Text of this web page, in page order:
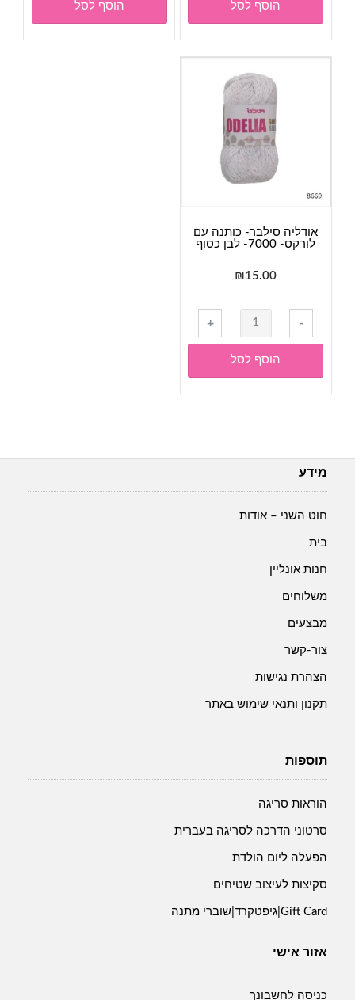
גולד-
כותנה
עם
לורקס-
7000-
לבן
מוזהב
הוסף לסל
גולד-
כותנה
הוסף לסל
אודליה סילבר- כותנה עם
לורקס- 7000- לבן כסוף
₪15.00
-
כמות
של
אודליה
סילבר-
כותנה
כסוף
+
הוסף לסל
מידע
חוט השני – אודות
בית
חנות אונליין
משלוחים
מבצעים
צור-קשר
הצהרת נגישות
תקנון ותנאי שימוש באתר
תוספות
הוראות סריגה
סרטוני הדרכה לסריגה בעברית
הפעלה ליום הולדת
סקיצות לעיצוב שטיחים
Gift Card|גיפטקרד|שוברי מתנה
אזור אישי
כניסה לחשבונך